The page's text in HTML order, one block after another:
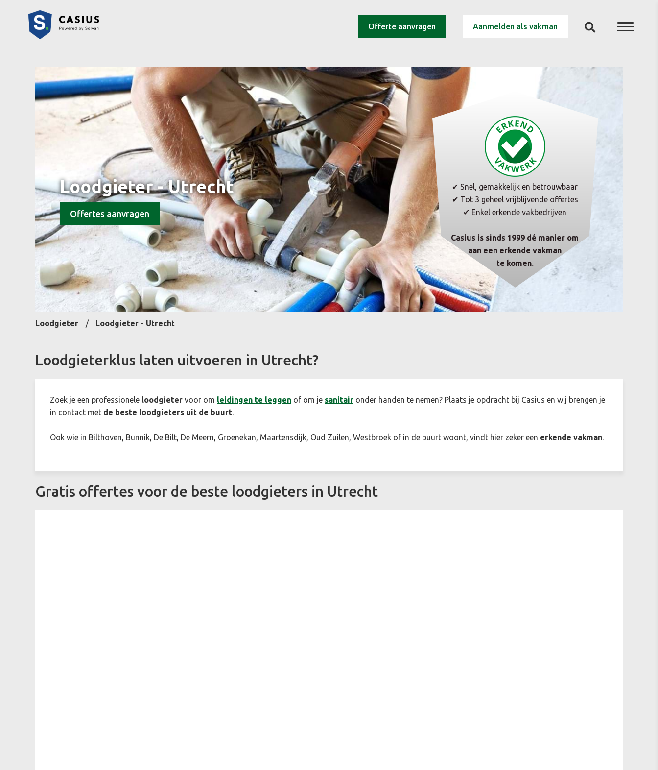
Offerte aanvragen Aanmelden als vakman
Loodgieter - Utrecht
Offertes aanvragen
✔ Snel, gemakkelijk en betrouwbaar
✔ Tot 3 geheel vrijblijvende offertes
✔ Enkel erkende vakbedrijven
Casius is sinds 1999 dé manier om
aan een erkende vakman
te komen.
Loodgieter Loodgieter - Utrecht
Loodgieterklus laten uitvoeren in Utrecht?
Zoek je een professionele loodgieter voor om leidingen te leggen of om je sanitair onder handen te nemen? Plaats je opdracht bij Casius en wij brengen je
in contact met de beste loodgieters uit de buurt.
Ook wie in Bilthoven, Bunnik, De Bilt, De Meern, Groenekan, Maartensdijk, Oud Zuilen, Westbroek of in de buurt woont, vindt hier zeker een erkende vakman.
Gratis offertes voor de beste loodgieters in Utrecht